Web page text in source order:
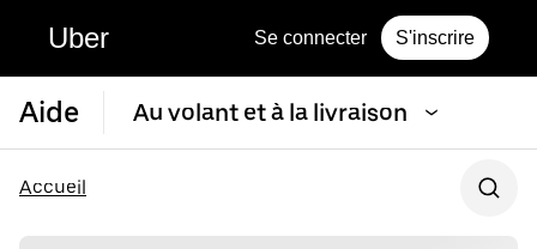
Uber Se connecter S'inscrire
Aide Au volant et à la livraison
Accueil